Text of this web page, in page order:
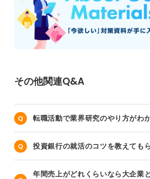
その他関連Q&A
転職活動で業界研究のやり方がわ
投資銀行の就活のコツを教えても
年間売上がどれくらいなら大企業